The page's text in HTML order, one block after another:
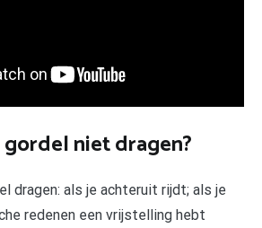
niet dragen?
dragen: als je achteruit rijdt; als je
redenen een vrijstelling hebt